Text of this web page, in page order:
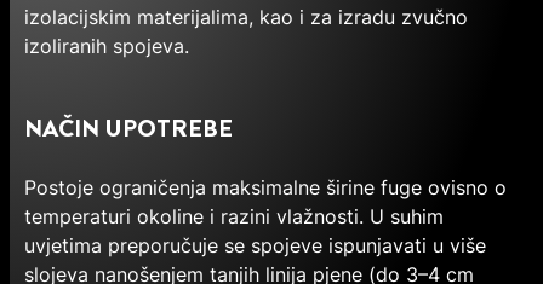
izolacijskim materijalima, kao i za izradu zvučno
izoliranih spojeva.
NAČIN UPOTREBE
Postoje ograničenja maksimalne širine fuge ovisno o
temperaturi okoline i razini vlažnosti. U suhim
uvjetima preporučuje se spojeve ispunjavati u više
slojeva nanošenjem tanjih linija pjene (do 3–4 cm